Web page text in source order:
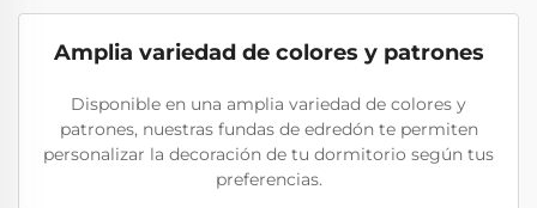
Amplia variedad de colores y patrones
Disponible en una amplia variedad de colores y
patrones, nuestras fundas de edredón te permiten
personalizar la decoración de tu dormitorio según tus
preferencias.